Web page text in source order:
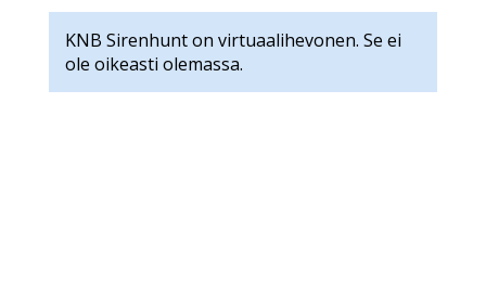
KNB Sirenhunt on virtuaalihevonen. Se ei
ole oikeasti olemassa.